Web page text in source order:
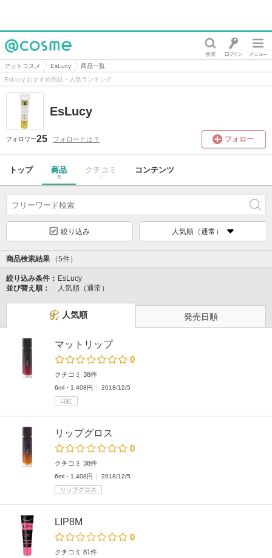
@cosme
アットコスメ EsLucy
商品一覧
EsLucy おすすめ商品・人気ランキング
EsLucy
フォロワー25 フォローとは？ フォロー
トップ 商品
5
クチコミ
0
コンテンツ
絞り込み 人気順（通常）
商品検索結果 （5件）
絞り込み条件： EsLucy
並び替え順：
人気順（通常）
人気順 発売日順
マットリップ
0
クチコミ 38件
6ml・1,408円
2018/12/5
口紅
リップグロス
0
クチコミ 38件
6ml・1,408円
2018/12/5
リップグロス
LIP8M
0
クチコミ 81件